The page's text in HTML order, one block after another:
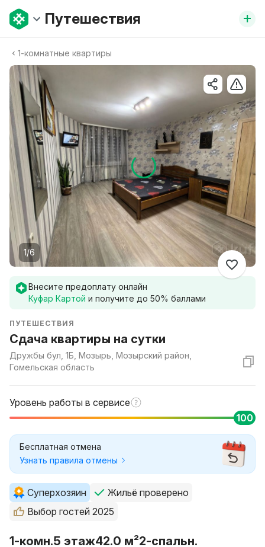
Путешествия +
1-комнатные квартиры
1/6
Внесите предоплату онлайн
Куфар Картой и получите до 50% баллами
ПУТЕШЕСТВИЯ
Сдача квартиры на сутки
Дружбы бул, 1Б, Мозырь, Мозырский район,
Гомельская область
Уровень работы в сервисе
100
Бесплатная отмена
Узнать правила отмены
Суперхозяин
Жильё проверено
Выбор гостей 2025
1-комн.5 этаж42.0 м²2-спальн.